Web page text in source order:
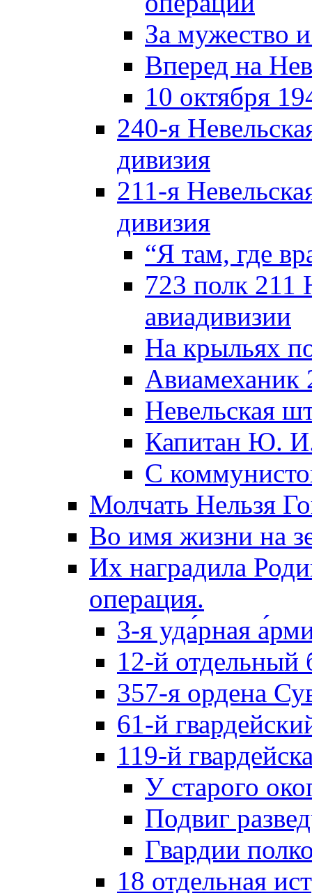
За мужество
Вперед на
10 октября
240-я
дивизия
211-я
дивизия
“Я там, где
723 полк 211
авиадивизии
На крыльях
Невельская
Капитан Ю.
С
Молчать Нельзя
Во имя жизни на
Их наградила
операция.
3-я уда́рная
12-й отдельный
357-я ордена
61-й
119-й
У старого
Подвиг
Гвардии
18 отдельная